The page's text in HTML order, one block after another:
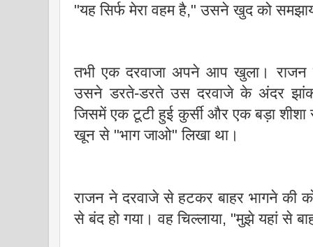
"यह सिर्फ मेरा वहम है," उसने खुद को
तभी एक दरवाजा अपने आप खुला।
उसने डरते-डरते उस दरवाजे के अंदर
जिसमें एक टूटी हुई कुर्सी और एक बड़ा
खून से "भाग जाओ" लिखा था।
राजन ने दरवाजे से हटकर बाहर भागने की
से बंद हो गया। वह चिल्लाया, "मुझे यहां से